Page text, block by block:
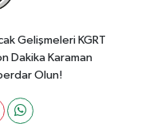
Gelişmeleri KGRT
Dakika Karaman
Olun!